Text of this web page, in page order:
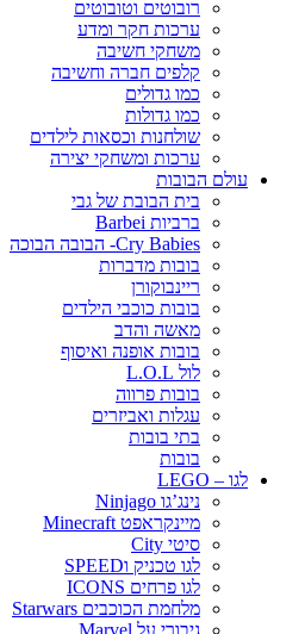
רובוטים וטובוטים
ערכות חקר ומדע
משחקי חשיבה
קלפים חברה וחשיבה
כמו גדולים
כמו גדולות
שולחנות וכסאות לילדים
ערכות ומשחקי יצירה
עולם הבובות
בית הבובת של גבי
ברביות Barbei
Cry Babies- הבובה הבוכה
בובות מדברות
ריינבוקורן
בובות כוכבי הילדים
מאשה והדב
בובות אופנה ואיסוף
לול L.O.L
בובות פרווה
עגלות ואביזרים
בתי בובות
בובות
לגו – LEGO
נינג’גו Ninjago
מיינקראפט Minecraft
סיטי City
לגו טכניק וSPEED
לגו פרחים ICONS
מלחמת הכוכבים Starwars
גיבורי על Marvel